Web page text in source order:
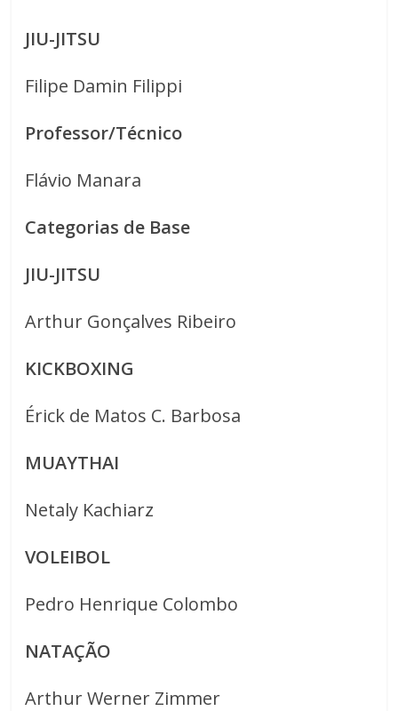
JIU-JITSU
Filipe Damin Filippi
Professor/Técnico
Flávio Manara
Categorias de Base
JIU-JITSU
Arthur Gonçalves Ribeiro
KICKBOXING
Érick de Matos C. Barbosa
MUAYTHAI
Netaly Kachiarz
VOLEIBOL
Pedro Henrique Colombo
NATAÇÃO
Arthur Werner Zimmer